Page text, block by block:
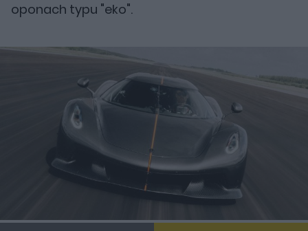
oponach typu "eko".